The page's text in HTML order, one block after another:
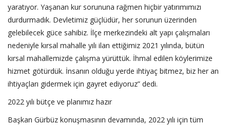
yaratıyor. Yaşanan kur sorununa rağmen hiçbir yatırımımızı
durdurmadık. Devletimiz güçlüdür, her sorunun üzerinden
gelebilecek güce sahibiz. İlçe merkezindeki alt yapı çalışmaları
nedeniyle kırsal mahalle yılı ilan ettiğimiz 2021 yılında, bütün
kırsal mahallemizde çalışma yürüttük. İhmal edilen köylerimize
hizmet götürdük. İnsanın olduğu yerde ihtiyaç bitmez, biz her an
ihtiyaçları gidermek için gayret ediyoruz” dedi.
2022 yılı bütçe ve planımız hazır
Başkan Gürbüz konuşmasının devamında, 2022 yılı için tüm